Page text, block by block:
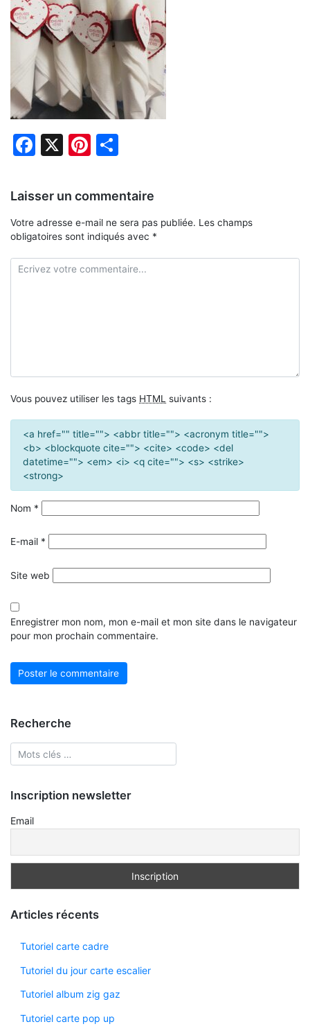
Facebook
X Pinterest
Laisser un commentaire
Votre adresse e-mail ne sera pas publiée. Les champs
obligatoires sont indiqués avec *
Vous pouvez utiliser les tags HTML suivants :
<a href="" title=""> <abbr title=""> <acronym title="">
<b> <blockquote cite=""> <cite> <code> <del
datetime=""> <em> <i> <q cite=""> <s> <strike>
<strong>
Nom *
E-mail *
Site web
Enregistrer mon nom, mon e-mail et mon site dans le navigateur
pour mon prochain commentaire.
Recherche
Inscription newsletter
Email
Articles récents
Tutoriel carte cadre
Tutoriel du jour carte escalier
Tutoriel album zig gaz
Tutoriel carte pop up